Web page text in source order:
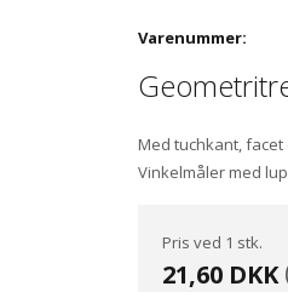
Varenummer:
Med tuchkant,
Vinkelmåler med
Pris ved 1 stk.
21,60 DKK